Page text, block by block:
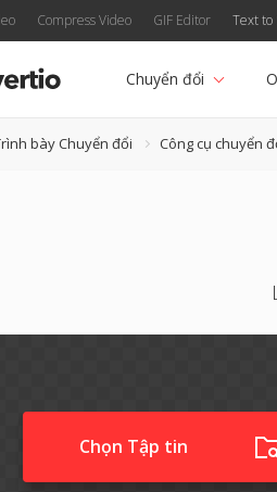
Compress Video GIF Editor Text to
Chuyển đổi
bày Chuyển đổi Công cụ chuyển
Chọn Tập tin